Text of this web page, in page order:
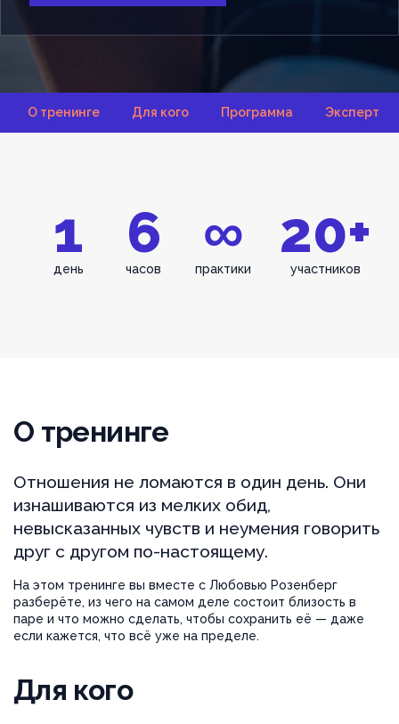
О тренинге Для кого Программа Эксперт
1
день
6
часов
∞
практики
20+
участников
О тренинге
Отношения не ломаются в один день. Они
изнашиваются из мелких обид,
невысказанных чувств и неумения говорить
друг с другом по-настоящему.
На этом тренинге вы вместе с Любовью Розенберг
разберёте, из чего на самом деле состоит близость в
паре и что можно сделать, чтобы сохранить её — даже
если кажется, что всё уже на пределе.
Для кого